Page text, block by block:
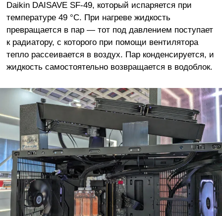
Daikin DAISAVE SF-49, который испаряется при
температуре 49 °C. При нагреве жидкость
превращается в пар — тот под давлением поступает
к радиатору, с которого при помощи вентилятора
тепло рассеивается в воздух. Пар конденсируется, и
жидкость самостоятельно возвращается в водоблок.